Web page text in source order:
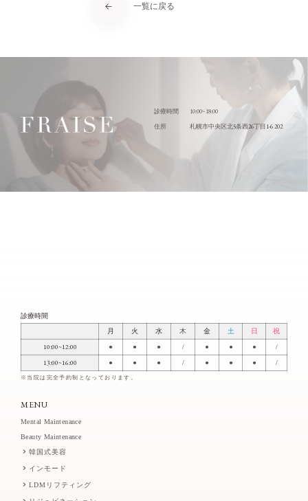
一覧に戻る
診療時間 10:00~18:00
住所 札幌市中央区北5条西26丁目 1-6 202
診療時間
月
火 水 木 金 土 日 祝
10:00~12:00 ● ● ● / ● ● ● /
13:00~16:00 ● ● ● / ● ● ● /
※当院は完全予約制となっております。
MENU
Mental Maintenance
Beauty Maintenance
韓国式美容
インモード
LDMリフティング